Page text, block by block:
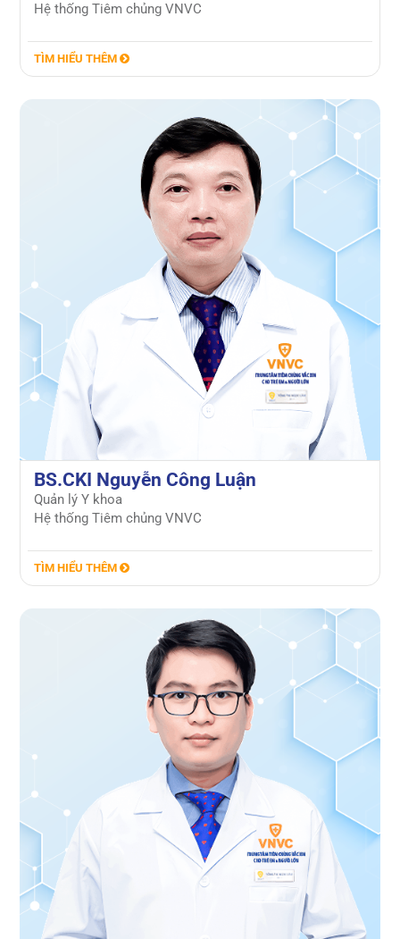
Hệ thống Tiêm chủng VNVC
TÌM HIỂU THÊM
BS.CKI Nguyễn Công Luận
Quản lý Y khoa
Hệ thống Tiêm chủng VNVC
TÌM HIỂU THÊM